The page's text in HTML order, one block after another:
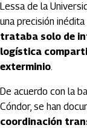
Lessa de la
una precisión
trataba solo de
logística
exterminio.
De acuerdo con la
Cóndor, se han
coordinación